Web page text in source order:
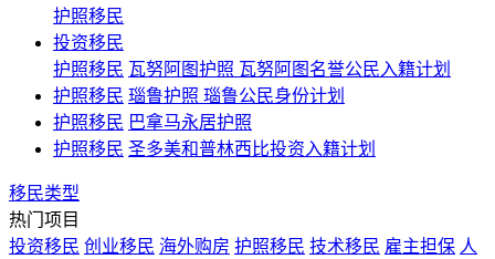
护照移民
投资移民
护照移民 瓦努阿图护照 瓦努阿图名誉公民入籍计划
护照移民 瑙鲁护照 瑙鲁公民身份计划
护照移民 巴拿马永居护照
护照移民 圣多美和普林西比投资入籍计划
移民类型
热门项目
投资移民 创业移民 海外购房 护照移民 技术移民 雇主担保 人